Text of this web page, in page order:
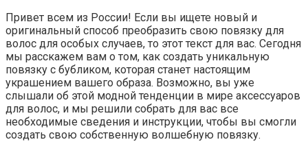
Привет всем из России! Если вы ищете новый и
оригинальный способ преобразить свою повязку для
волос для особых случаев, то этот текст для вас. Сегодня
мы расскажем вам о том, как создать уникальную
повязку с бубликом, которая станет настоящим
украшением вашего образа. Возможно, вы уже
слышали об этой модной тенденции в мире аксессуаров
для волос, и мы решили собрать для вас все
необходимые сведения и инструкции, чтобы вы смогли
создать свою собственную волшебную повязку.